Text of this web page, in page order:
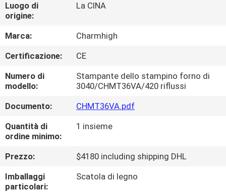
SU
DI
NOI
VISITA
ALLA
FABBRICA
CONTROLLO
DELLA
QUALITÀ
Luogo di
origine:
La CINA
Marca:
Charmhigh
Certificazione:
CE
Numero di
modello:
Stampante dello stampino forno di
3040/CHMT36VA/420 riflussi
Documento:
CHMT36VA.pdf
Quantità di
ordine minimo:
1 insieme
Prezzo:
$4180 including shipping DHL
Imballaggi
particolari:
Scatola di legno